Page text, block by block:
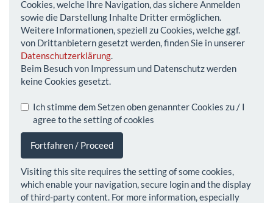
Cookies, welche Ihre Navigation, das sichere Anmelden
sowie die Darstellung Inhalte Dritter ermöglichen.
Weitere Informationen, speziell zu Cookies, welche ggf.
von Drittanbietern gesetzt werden, finden Sie in unserer
Datenschutzerklärung.
Beim Besuch von Impressum und Datenschutz werden
keine Cookies gesetzt.
Ich stimme dem Setzen oben genannter Cookies zu / I
agree to the setting of cookies
Fortfahren / Proceed
Visiting this site requires the setting of some cookies,
which enable your navigation, secure login and the display
of third-party content. For more information, especially